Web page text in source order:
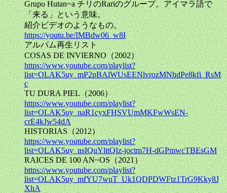
Grupo Hutan~a チリのRariのグループ。アイマラ語で
「来る」という意味。
紹介ビデオのようなもの。
https://youtu.be/IMBdw06_w8I
アルバム再生リスト
COSAS DE INVIERNO（2002）
https://www.youtube.com/playlist?
list=OLAK5uy_mP2pBAlWUsEENlvrozMNhdPe8kfi_RsM
c
TU DURA PIEL（2006）
https://www.youtube.com/playlist?
list=OLAK5uy_naR1cyxFHSVUmMKFwWsEN-
crE4kJw54dA
HISTORIAS（2012）
https://www.youtube.com/playlist?
list=OLAK5uy_nsIQuYlttQIz-joctm7H-dGPmwcTBEsGM
RAICES DE 100 AN~OS（2021）
https://www.youtube.com/playlist?
list=OLAK5uy_mfYU7wuT_Uk1QDPDWFtz1TrG9Kky8J
XhA